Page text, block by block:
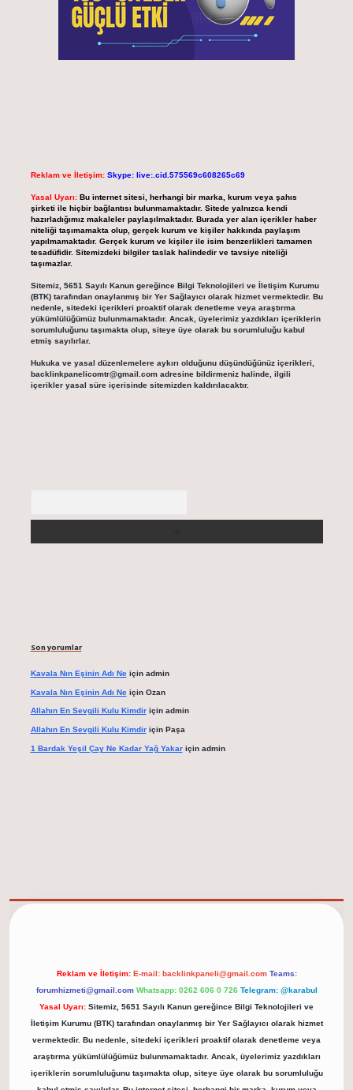
Reklam ve İletişim: Skype: live:.cid.575569c608265c69
Yasal Uyarı: Bu internet sitesi, herhangi bir marka, kurum veya şahıs
şirketi ile hiçbir bağlantısı bulunmamaktadır. Sitede yalnızca kendi
hazırladığımız makaleler paylaşılmaktadır. Burada yer alan içerikler haber
niteliği taşımamakta olup, gerçek kurum ve kişiler hakkında paylaşım
yapılmamaktadır. Gerçek kurum ve kişiler ile isim benzerlikleri tamamen
tesadüfidir. Sitemizdeki bilgiler taslak halindedir ve tavsiye niteliği
taşımazlar.
Sitemiz, 5651 Sayılı Kanun gereğince Bilgi Teknolojileri ve İletişim Kurumu
(BTK) tarafından onaylanmış bir Yer Sağlayıcı olarak hizmet vermektedir. Bu
nedenle, sitedeki içerikleri proaktif olarak denetleme veya araştırma
yükümlülüğümüz bulunmamaktadır. Ancak, üyelerimiz yazdıkları içeriklerin
sorumluluğunu taşımakta olup, siteye üye olarak bu sorumluluğu kabul
etmiş sayılırlar.
Hukuka ve yasal düzenlemelere aykırı olduğunu düşündüğünüz içerikleri,
backlinkpanelicomtr@gmail.comadresine bildirmeniz halinde, ilgili
içerikler yasal süre içerisinde sitemizden kaldırılacaktır.
Son yorumlar
Kavala Nın Eşinin Adı Neiçin admin
Kavala Nın Eşinin Adı Neiçin Ozan
Allahın En Sevgili Kulu Kimdiriçin admin
Allahın En Sevgili Kulu Kimdiriçin Paşa
1 Bardak Yeşil Çay Ne Kadar Yağ Yakariçin admin
Reklam ve İletişim: E-mail: backlinkpaneli@gmail.com Teams:
forumhizmeti@gmail.com Whatsapp: 0262 606 0 726 Telegram: @karabul
Yasal Uyarı: Sitemiz, 5651 Sayılı Kanun gereğince Bilgi Teknolojileri ve
İletişim Kurumu (BTK) tarafından onaylanmış bir Yer Sağlayıcı olarak hizmet
vermektedir. Bu nedenle, sitedeki içerikleri proaktif olarak denetleme veya
araştırma yükümlülüğümüz bulunmamaktadır. Ancak, üyelerimiz yazdıkları
içeriklerin sorumluluğunu taşımakta olup, siteye üye olarak bu sorumluluğu